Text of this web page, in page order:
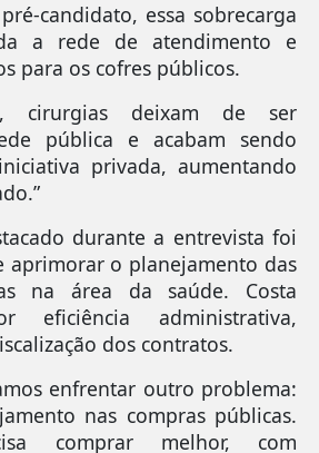
candidato, essa sobrecarga
a rede de atendimento e
para os cofres públicos.
cirurgias deixam de ser
pública e acabam sendo
privada, aumentando
durante a entrevista foi
aprimorar o planejamento das
na área da saúde. Costa
eficiência administrativa,
dos contratos.
enfrentar outro problema:
nas compras públicas.
comprar melhor, com